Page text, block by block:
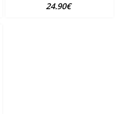
24.90€